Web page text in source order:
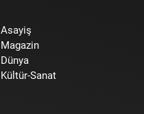
Asayiş
Magazin
Dünya
Kültür-Sanat